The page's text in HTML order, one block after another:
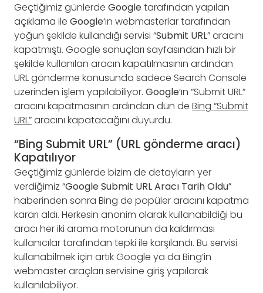
Geçtiğimiz günlerde Googletarafından yapılan
açıklama ile Google‘ın webmasterlar tarafından
yoğun şekilde kullandığı servisi “Submit URL” aracını
kapatmıştı. Google sonuçları sayfasından hızlı bir
şekilde kullanılan aracın kapatılmasının ardından
URL gönderme konusunda sadece Search Console
üzerinden işlem yapılabiliyor. Google‘ın “Submit URL”
aracını kapatmasının ardından dün de Bing “Submit
URL”aracını kapatacağını duyurdu.
“Bing Submit URL” (URL gönderme aracı)
Kapatılıyor
Geçtiğimiz günlerde bizim de detayların yer
verdiğimiz “Google Submit URL Aracı Tarih Oldu”
haberinden sonra Bing de popüler aracını kapatma
kararı aldı. Herkesin anonim olarak kullanabildiği bu
aracı her iki arama motorunun da kaldırması
kullanıcılar tarafından tepki ile karşılandı. Bu servisi
kullanabilmek için artık Google ya da Bing’in
webmaster araçları servisine giriş yapılarak
kullanılabiliyor.